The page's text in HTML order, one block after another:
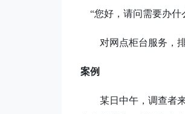
“您好，请问需要办什
对网点柜台服务，
案例
某日中午，调查者